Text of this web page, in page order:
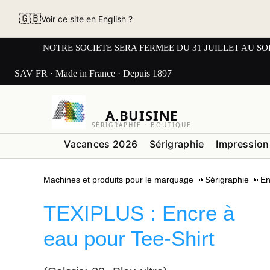
🇬🇧Voir ce site en English ?
NOTRE SOCIETE SERA FERMEE DU 31 JUILLET AU
SAV FR · Made in France · Depuis 1897
A.BUISINE
SÉRIGRAPHIE · BOUTIQUE
Vacances 2026 Sérigraphie
Machines et produits pour le marquage Sérigraphie
TEXIPLUS : Encre à
eau pour Tee-Shirt